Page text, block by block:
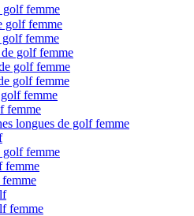
golf femme
golf femme
femme
golf femme
golf femme
golf femme
femme
femme
longues de golf femme
golf femme
femme
femme